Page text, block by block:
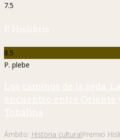
7.5
P. Hislibris
8.5
P. plebe
Los caminos de la seda.
encuentro entre Oriente
Tobalina
Ámbito: Historia culturalPremio